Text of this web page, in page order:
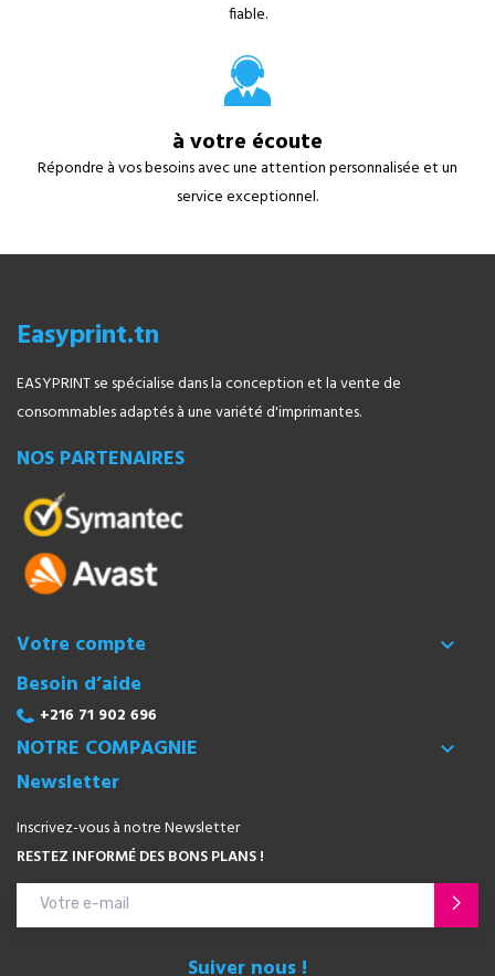
fiable.
à votre écoute
Répondre à vos besoins avec une attention personnalisée et un
service exceptionnel.
Easyprint.tn
EASYPRINT se spécialise dans la conception et la vente de
consommables adaptés à une variété d'imprimantes.
NOS PARTENAIRES
Votre compte 
Besoin d’aide
+216 71 902 696
NOTRE COMPAGNIE 
Newsletter
Inscrivez-vous à notre Newsletter
RESTEZ INFORMÉ DES BONS PLANS !
Suiver nous !